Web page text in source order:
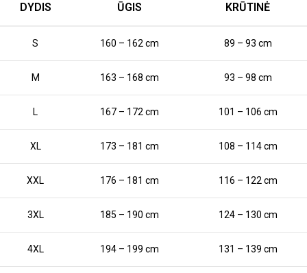
DYDIS ŪGIS KRŪTINĖ
S 160 – 162 cm 89 – 93 cm
M 163 – 168 cm 93 – 98 cm
L 167 – 172 cm 101 – 106 cm
XL 173 – 181 cm 108 – 114 cm
XXL 176 – 181 cm 116 – 122 cm
3XL 185 – 190 cm 124 – 130 cm
4XL 194 – 199 cm 131 – 139 cm